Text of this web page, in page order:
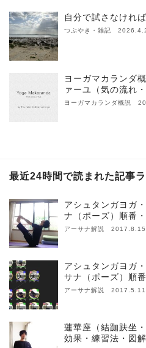
自分で試さなけれ
つぶやき・雑記
ヨーガマカランダ
ァーユ（気の流れ・
ヨーガマカランダ概説
最近24時間で読まれた記事
アシュタンガヨガ
ナ（ポーズ）順番
アーサナ解説 2017.8.15
アシュタンガヨガ
サナ（ポーズ）順
アーサナ解説 2017.5.11
蓮華座（結跏趺坐
効果・練習法・図解